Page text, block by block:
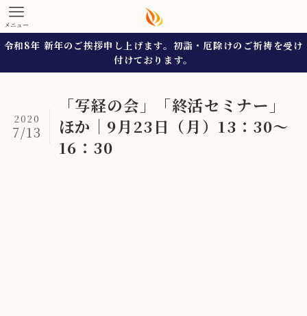
メニュー
令和8年 新年のご挨拶申し上げます。初詣・厄除けのご祈祷を受け
付けております。
「写経の会」「終活セミナー」
ほか｜9月23日（月）13：30～
16：30
2020
7/13